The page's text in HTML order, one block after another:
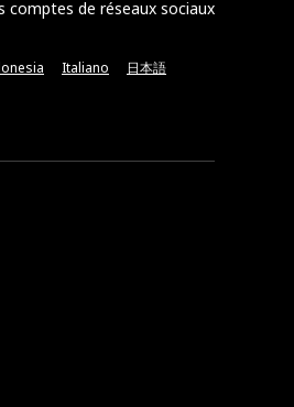
comptes de réseaux sociaux
Italiano 日本語